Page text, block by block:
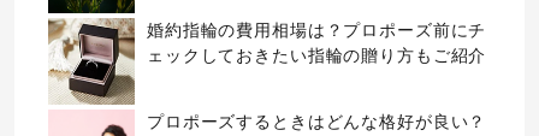
婚約指輪の費用相場は？プロポーズ前にチ
ェックしておきたい指輪の贈り方もご紹介
プロポーズするときはどんな格好が良い？